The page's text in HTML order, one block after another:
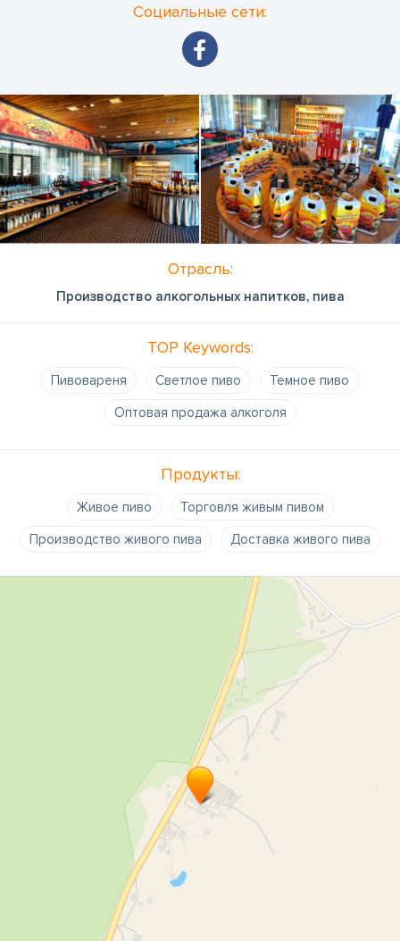
Социальные сети:
Отрасль:
Производство алкогольных напитков, пива
TOP Keywords:
Пивовареня Светлое пиво
Темное пиво
Oптовая продажа алкоголя
Продукты:
Живое пиво
Торговля живым пивом
Производство живого пива
Доставка живого пива